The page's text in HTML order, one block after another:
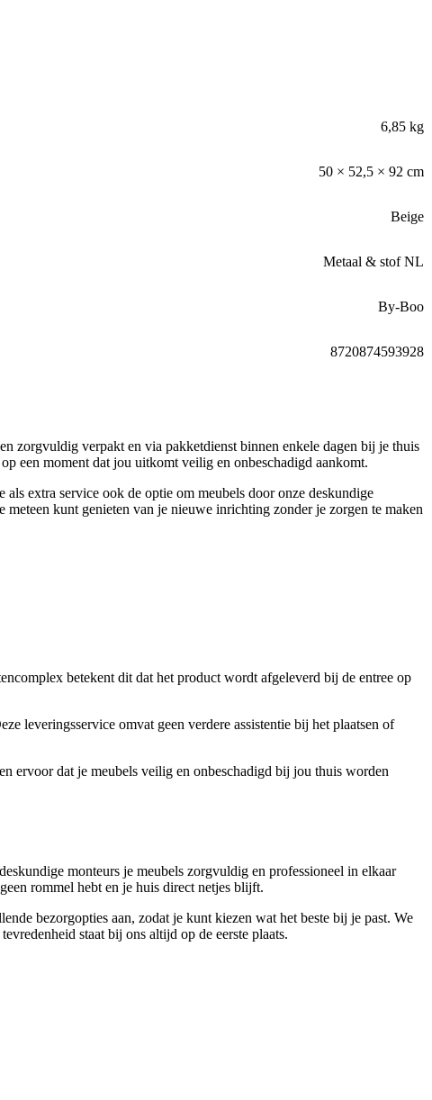
6,85 kg
50 × 52,5 × 92 cm
Beige
Metaal & stof NL
By-Boo
8720874593928
zorgvuldig verpakt en via pakketdienst binnen enkele dagen bij je thuis
een moment dat jou uitkomt veilig en onbeschadigd aankomt.
extra service ook de optie om meubels door onze deskundige
kunt genieten van je nieuwe inrichting zonder je zorgen te maken
betekent dit dat het product wordt afgeleverd bij de entree op
leveringsservice omvat geen verdere assistentie bij het plaatsen of
ervoor dat je meubels veilig en onbeschadigd bij jou thuis worden
monteurs je meubels zorgvuldig en professioneel in elkaar
rommel hebt en je huis direct netjes blijft.
bezorgopties aan, zodat je kunt kiezen wat het beste bij je past. We
staat bij ons altijd op de eerste plaats.